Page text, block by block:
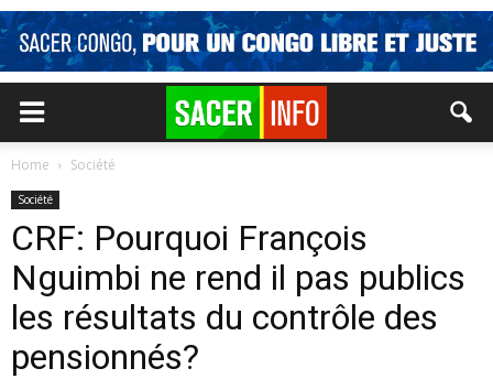
Home Société
Société
CRF: Pourquoi François
Nguimbi ne rend il pas publics
les résultats du contrôle des
pensionnés?